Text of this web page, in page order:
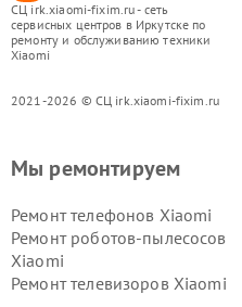
СЦ irk.xiaomi-fixim.ru - сеть
сервисных центров в Иркутске по
ремонту и обслуживанию техники
Xiaomi
2021-2026 © СЦ irk.xiaomi-fixim.ru
Мы ремонтируем
Ремонт телефонов Xiaomi
Ремонт роботов-пылесосов
Xiaomi
Ремонт телевизоров Xiaomi